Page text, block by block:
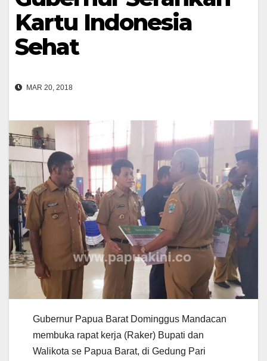
Kartu Indonesia
Sehat
MAR 20, 2018
Gubernur Papua Barat Dominggus Mandacan
membuka rapat kerja (Raker) Bupati dan
Walikota se Papua Barat, di Gedung Pari